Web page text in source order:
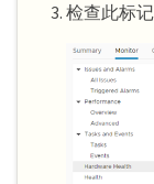
检查此标